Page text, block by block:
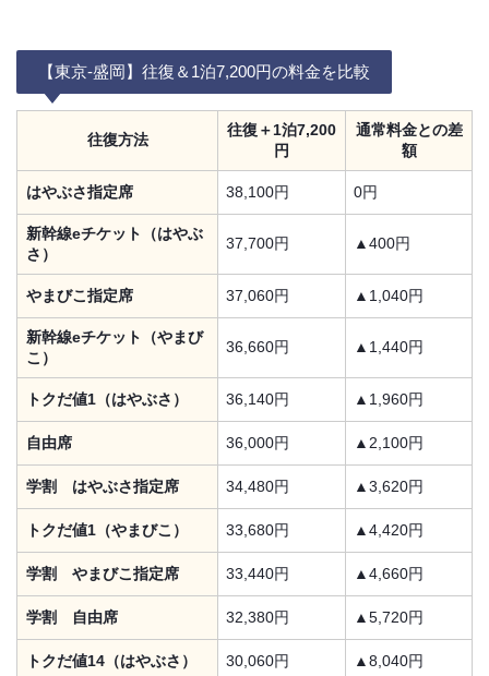
【東京-盛岡】往復＆1泊7,200円の料金を比較
往復方法
往復＋1泊7,200
円
通常料金との差
額
はやぶさ指定席 38,100円 0円
新幹線eチケット（はやぶ
さ）
37,700円 ▲400円
やまびこ指定席 37,060円 ▲1,040円
新幹線eチケット（やまび
こ）
36,660円 ▲1,440円
トクだ値1（はやぶさ） 36,140円 ▲1,960円
自由席 36,000円 ▲2,100円
学割 はやぶさ指定席 34,480円 ▲3,620円
トクだ値1（やまびこ） 33,680円 ▲4,420円
学割 やまびこ指定席 33,440円 ▲4,660円
学割 自由席 32,380円 ▲5,720円
トクだ値14（はやぶさ） 30,060円 ▲8,040円